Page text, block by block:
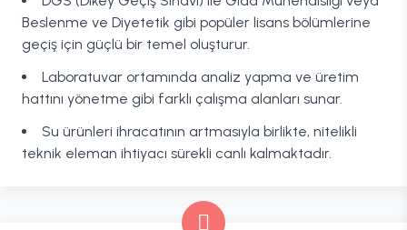
Beslenme ve Diyetetik gibi popüler lisans bölümlerine
geçiş için güçlü bir temel oluşturur.
Laboratuvar ortamında analiz yapma ve üretim
hattını yönetme gibi farklı çalışma alanları sunar.
Su ürünleri ihracatının artmasıyla birlikte, nitelikli
teknik eleman ihtiyacı sürekli canlı kalmaktadır.